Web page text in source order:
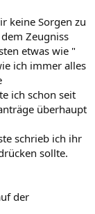
keine Sorgen zu
Zeugniss
etwas wie "
ich immer alles
ich schon seit
überhaupt
schrieb ich ihr
sollte.
der